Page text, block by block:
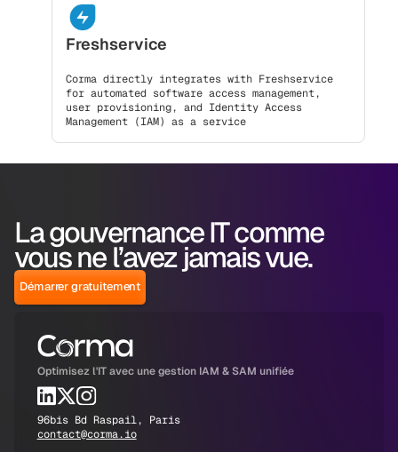
Freshservice
Corma directly integrates with Freshservice
for automated software access management,
user provisioning, and Identity Access
Management (IAM) as a service
La gouvernance IT comme
vous ne l’avez jamais vue.
Démarrer gratuitement
Optimisez l'IT avec une gestion IAM & SAM unifiée
96bis Bd Raspail, Paris
contact@corma.io